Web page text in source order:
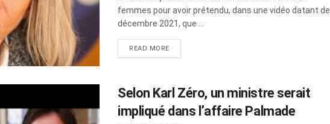
femmes pour avoir prétendu, dans une vidéo datant de
décembre 2021, que ...
READ MOREDETAILS
Selon Karl Zéro, un ministre serait
impliqué dans l’affaire Palmade